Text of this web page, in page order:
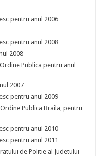
pentru anul 2006
pentru anul 2008
2008
Publica pentru anul
2007
pentru anul 2009
Publica Braila, pentru
pentru anul 2010
pentru anul 2011
de Politie al Judetului